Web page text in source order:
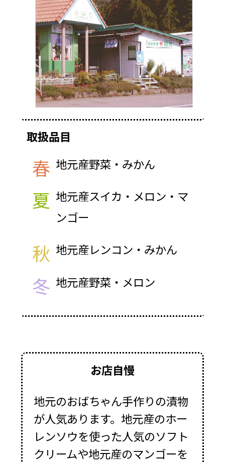
取扱品目
春 地元産野菜・みかん
夏 地元産スイカ・メロン・マ
ンゴー
秋 地元産レンコン・みかん
冬 地元産野菜・メロン
お店自慢
地元のおばちゃん手作りの漬物
が人気あります。地元産のホー
レンソウを使った人気のソフト
クリームや地元産のマンゴーを